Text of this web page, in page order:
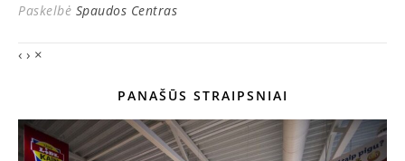
Paskelbė Spaudos Centras
‹ › ×
PANAŠŪS STRAIPSNIAI